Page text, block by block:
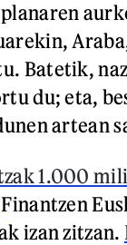
Batetik,
du; eta,
artean
1.000
Finantzen
izan zitzan.